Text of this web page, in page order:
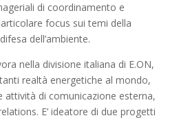
di coordinamento e
focus sui temi della
dell’ambiente.
nella divisione italiana di E.ON,
realtà energetiche al mondo,
attività di comunicazione esterna,
E’ ideatore di due progetti